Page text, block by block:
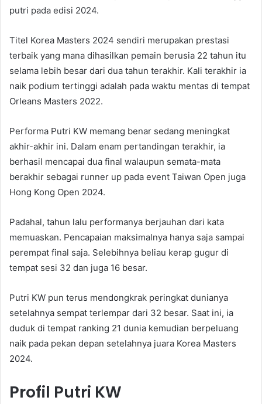
putri pada edisi 2024.
Titel Korea Masters 2024 sendiri merupakan prestasi
terbaik yang mana dihasilkan pemain berusia 22 tahun itu
selama lebih besar dari dua tahun terakhir. Kali terakhir ia
naik podium tertinggi adalah pada waktu mentas di tempat
Orleans Masters 2022.
Performa Putri KW memang benar sedang meningkat
akhir-akhir ini. Dalam enam pertandingan terakhir, ia
berhasil mencapai dua final walaupun semata-mata
berakhir sebagai runner up pada event Taiwan Open juga
Hong Kong Open 2024.
Padahal, tahun lalu performanya berjauhan dari kata
memuaskan. Pencapaian maksimalnya hanya saja sampai
perempat final saja. Selebihnya beliau kerap gugur di
tempat sesi 32 dan juga 16 besar.
Putri KW pun terus mendongkrak peringkat dunianya
setelahnya sempat terlempar dari 32 besar. Saat ini, ia
duduk di tempat ranking 21 dunia kemudian berpeluang
naik pada pekan depan setelahnya juara Korea Masters
2024.
Profil Putri KW